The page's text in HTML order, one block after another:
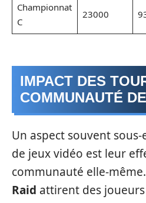
Championnat
C
23000
IMPACT DES
COMMUNAUTÉ
Un aspect souvent
de jeux vidéo est leur
communauté elle-
Raid attirent des